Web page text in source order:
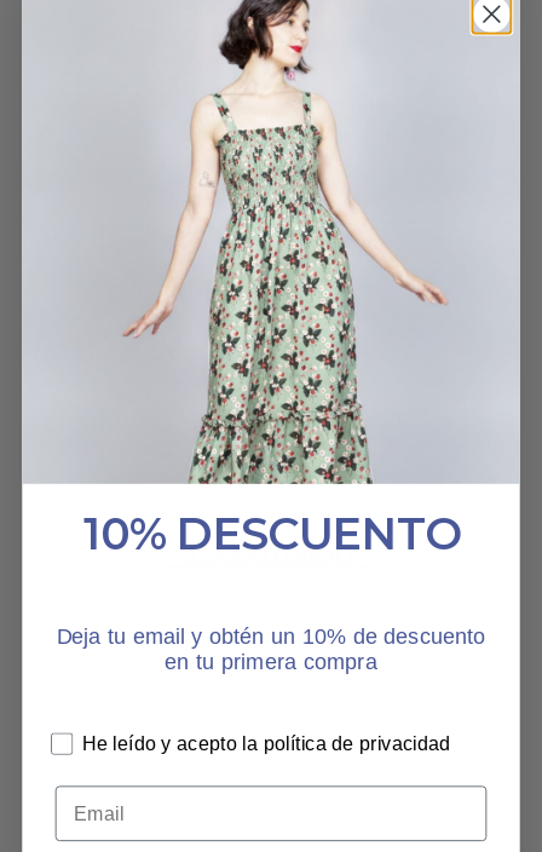
que al natural gana
muchísimo. Suave,
amoroso, bello.
VESTIDO NIDO CROSS-STITCH
MARÍA
28 JULIO, 2024
HABLAN DE NOSOTROS
10% DESCUENTO
Deja tu email y obtén un 10% de descuento
en tu primera compra
He leído y acepto la política de privacidad